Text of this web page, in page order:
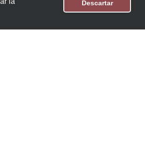
Descartar